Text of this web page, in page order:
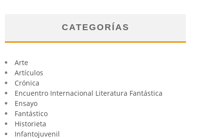
CATEGORÍAS
Arte
Artículos
Crónica
Encuentro Internacional Literatura Fantástica
Ensayo
Fantástico
Historieta
Infantojuvenil